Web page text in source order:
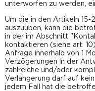
unterworfen zu werden,
Um die in den Artikeln 15-
auszuüben, kann die
in der im Abschnitt
kontaktieren (siehe art.
Anfrage innerhalb von 1
Verzögerungen in der
zahlreiche und/oder
Verlängerung darf auf
jedem Fall hat die